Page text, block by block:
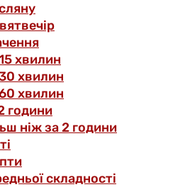
хвилин
хвилин
хвилин
години
ніж за 2 години
складності